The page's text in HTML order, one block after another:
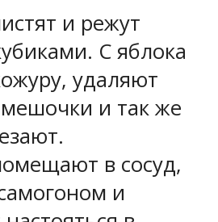
и режут
С яблока
удаляют
и так же
в сосуд,
и